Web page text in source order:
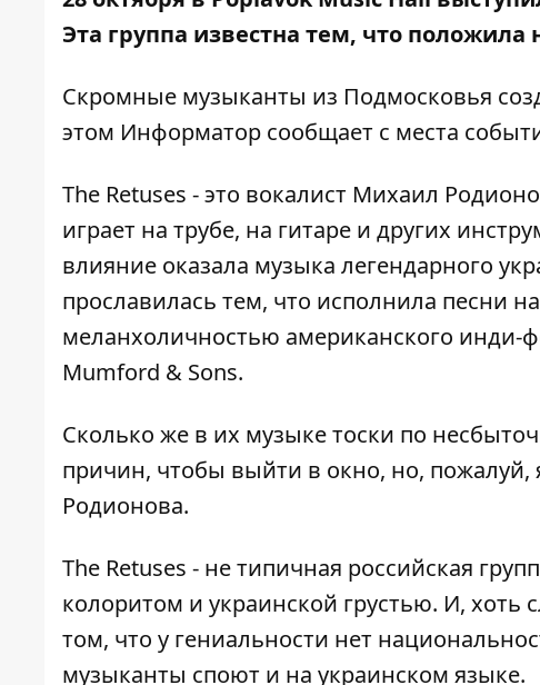
Эта группа известна тем, что
Скромные музыканты из Подмосковья
этом Информатор сообщает с места
The Retuses - это вокалист Михаил
играет на трубе, на гитаре и других
влияние оказала музыка легендарного
прославилась тем, что исполнила песни
меланхоличностью американского инди-
Mumford & Sons.
Сколько же в их музыке тоски по
причин, чтобы выйти в окно, но, пожалуй,
Родионова.
The Retuses - не типичная российская
колоритом и украинской грустью. И, хоть
том, что у гениальности нет
музыканты споют и на украинском языке.